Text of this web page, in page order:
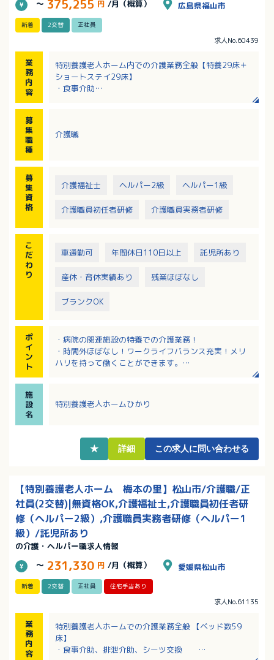
～ 375,255 円 /月（概算） 広島県福山市
新着 2交替 正社員
求人No.60439
業
務
内
容
特別養護老人ホーム内での介護業務全般【特養29床＋
ショートステイ29床】
・食事介助
募
集
職
種
介護職
募
集
資
格
介護福祉士 ヘルパー2級 ヘルパー1級
介護職員初任者研修 介護職員実務者研修
こ
だ
わ
り
車通勤可 年間休日110日以上 託児所あり
産休・育休実績あり 残業ほぼなし
ブランクOK
ポ
イ
ン
ト
・病院の関連施設の特養での介護業務！
・時間外ほぼなし！ワークライフバランス充実！メリ
ハリを持って働くことができます。
供の病気等の急な休み相談可能。
施
設
名
特別養護老人ホームひかり
★ 詳細 この求人に問い合わせる
【特別養護老人ホーム 梅本の里】松山市/介護職/正
社員(2交替)|無資格OK,介護福祉士,介護職員初任者研
修（ヘルパー2級）,介護職員実務者研修（ヘルパー1
級）/託児所あり
の介護・ヘルパー職求人情報
～ 231,330 円 /月（概算） 愛媛県松山市
新着 2交替 正社員 住宅手当あり
求人No.61135
業
務
内
容
特別養護老人ホームでの介護業務全般 【ベッド数59
床】
・食事介助、排泄介助、シーツ交換